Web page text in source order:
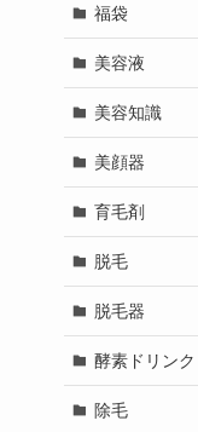
福袋
美容液
美容知識
美顔器
育毛剤
脱毛
脱毛器
酵素ドリンク
除毛